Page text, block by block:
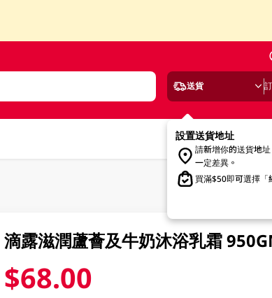
送貨
設置送貨地址
請新增你的送貨地
一定差異。
買滿$50即可選擇「
滴露滋潤蘆薈及牛奶沐浴乳霜
$68.00